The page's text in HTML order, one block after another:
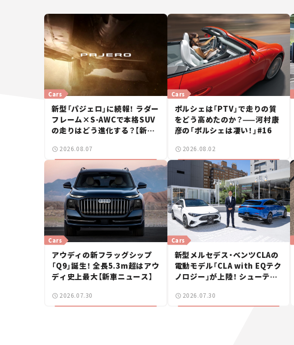
Cars
新型「パジェロ」に続報！ ラダー
フレーム×S-AWCで本格SUV
の走りはどう進化する？【新車
2026.08.07
Cars
ポルシェは「PTV」で走りの質
をどう高めたのか？——河村康
彦の「ポルシェは凄い！」#16
2026.08.02
Cars
アウディの新フラッグシップ
「Q9」誕生！ 全長5.3m超はアウ
ディ史上最大【新車ニュース】
2026.07.30
Cars
新型メルセデス・ベンツCLAの
電動モデル「CLA with EQテク
ノロジー」が上陸！ シューティ
ース】
2026.07.30